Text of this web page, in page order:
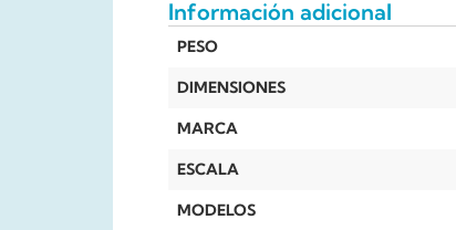
Información adicional
PESO
DIMENSIONES
MARCA
ESCALA
MODELOS